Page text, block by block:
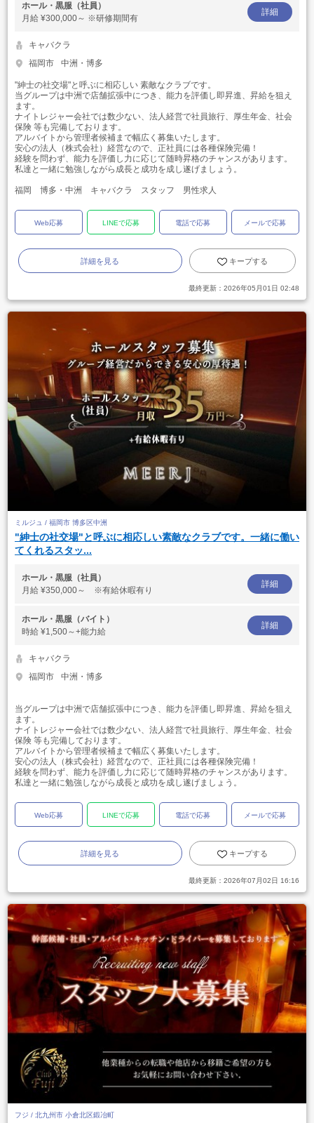
ホール・黒服（社員）
月給 ¥300,000～ ※研修期間有
詳細
キャバクラ
福岡市
中洲・博多
"紳士の社交場"と呼ぶに相応しい 素敵なクラブです。
当グループは中洲で店舗拡張中につき、能力を評価し即昇進、昇給を狙え
ます。
ナイトレジャー会社では数少ない、法人経営で社員旅行、厚生年金、社会
保険 等も完備しております。
アルバイトから管理者候補まで幅広く募集いたします。
安心の法人（株式会社）経営なので、正社員には各種保険完備！
経験を問わず、能力を評価し力に応じて随時昇格のチャンスがあります。
私達と一緒に勉強しながら成長と成功を成し遂げましょう。
福岡 博多・中洲 キャバクラ スタッフ 男性求人
Web応募 LINEで応募 電話で応募 メールで応募
詳細を見る キープする
最終更新： 2026年05月01日 02:48
ミルジュ / 福岡市 博多区中洲
"紳士の社交場"と呼ぶに相応しい素敵なクラブです。一緒に働い
てくれるスタッ...
ホール・黒服（社員）
月給 ¥350,000～ ※有給休暇有り
詳細
ホール・黒服（バイト）
時給 ¥1,500～+能力給
詳細
キャバクラ
福岡市
中洲・博多
当グループは中洲で店舗拡張中につき、能力を評価し即昇進、昇給を狙え
ます。
ナイトレジャー会社では数少ない、法人経営で社員旅行、厚生年金、社会
保険 等も完備しております。
アルバイトから管理者候補まで幅広く募集いたします。
安心の法人（株式会社）経営なので、正社員には各種保険完備！
経験を問わず、能力を評価し力に応じて随時昇格のチャンスがあります。
私達と一緒に勉強しながら成長と成功を成し遂げましょう。
Web応募 LINEで応募 電話で応募 メールで応募
詳細を見る キープする
最終更新： 2026年07月02日 16:16
フジ / 北九州市 小倉北区鍛冶町